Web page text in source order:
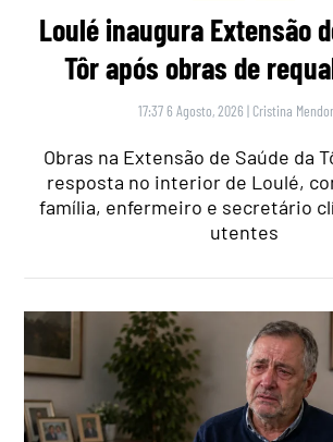
Loulé inaugura Extensão
Tôr após obras de
17:37 6 Agosto, 2026 | Cristina
Obras na Extensão de Saúde da
resposta no interior de Loulé,
família, enfermeiro e secretário
utentes